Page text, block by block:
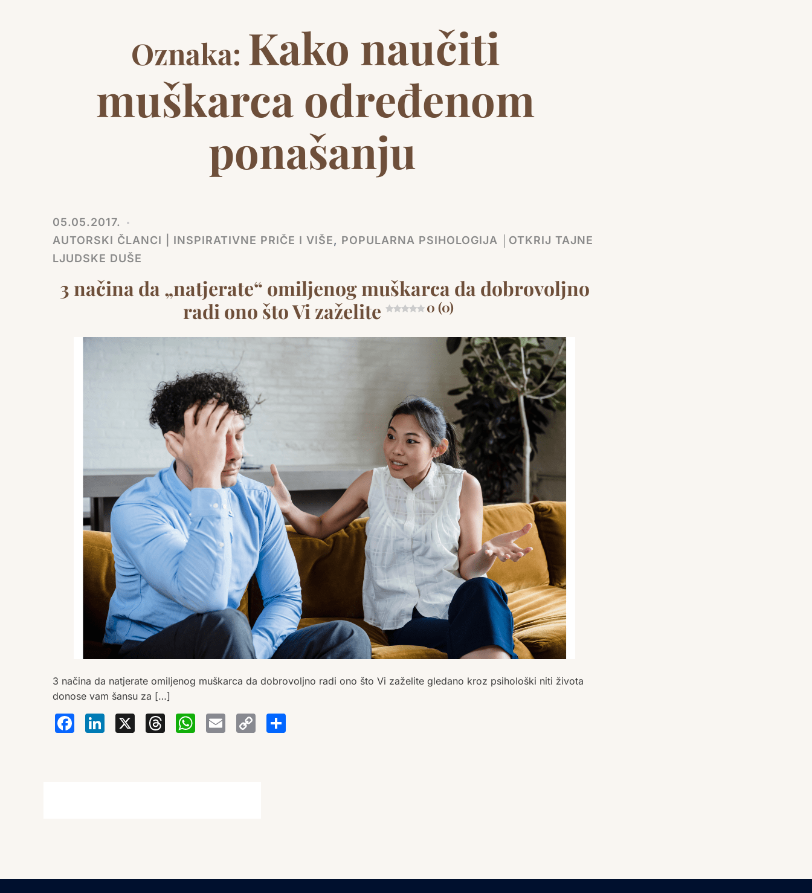
Oznaka: Kako naučiti
muškarca određenom
ponašanju
05.05.2017.
AUTORSKI ČLANCI | INSPIRATIVNE PRIČE I VIŠE, POPULARNA PSIHOLOGIJA │OTKRIJ TAJNE
LJUDSKE DUŠE
3 načina da „natjerate“ omiljenog muškarca da dobrovoljno
radi ono što Vi zaželite
0 (0)
3 načina da natjerate omiljenog muškarca da dobrovoljno radi ono što Vi zaželite gledano kroz psihološki niti života
donose vam šansu za […]
Facebook
LinkedIn
X Threads
WhatsApp
EmailCopy
Link